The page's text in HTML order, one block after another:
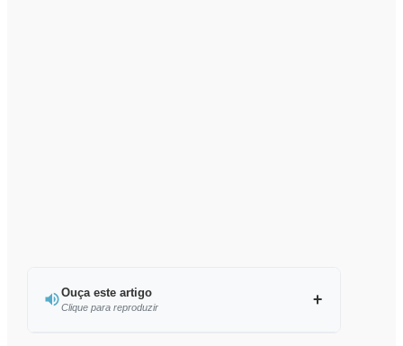
Ouça este artigo
Clique para reproduzir